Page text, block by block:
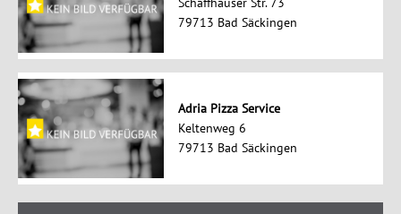
79713 Bad Säckingen
Adria Pizza Service
Keltenweg 6
79713 Bad Säckingen